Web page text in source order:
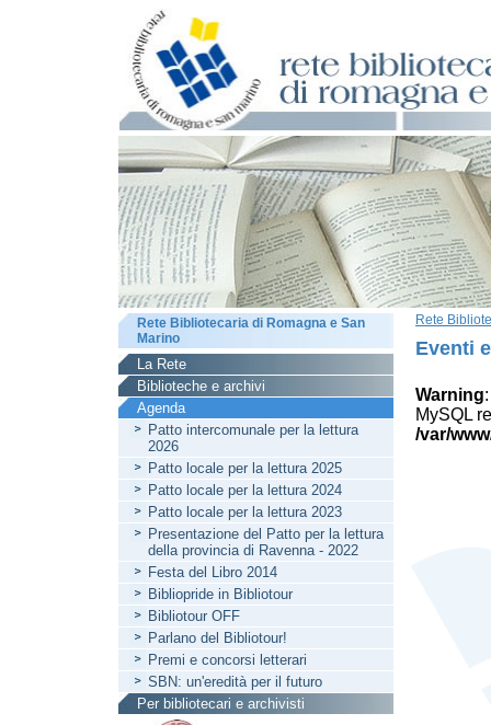
Rete
Eventi
Warning
MySQL
/var/
Rete Bibliotecaria di Romagna e San
Marino
La Rete
Biblioteche e archivi
Agenda
Patto intercomunale per la lettura
2026
Patto locale per la lettura 2025
Patto locale per la lettura 2024
Patto locale per la lettura 2023
Presentazione del Patto per la lettura
della provincia di Ravenna - 2022
Festa del Libro 2014
Bibliopride in Bibliotour
Bibliotour OFF
Parlano del Bibliotour!
Premi e concorsi letterari
SBN: un'eredità per il futuro
Per bibliotecari e archivisti